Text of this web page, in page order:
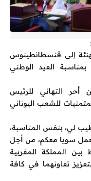
إلى قنسطانطينوس
العيد الوطني
أحر التهاني للرئيس
للشعب اليوناني
لي، بنفس المناسبة،
سويا معكم، من أجل
بين المملكة المغربية
تعاونهما في كافة